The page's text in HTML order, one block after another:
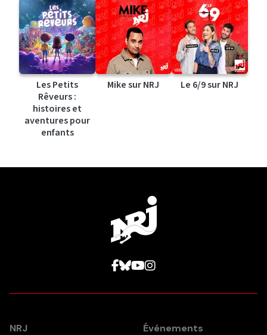
Les Petits
Rêveurs :
histoires et
aventures pour
enfants
Mike sur NRJ Le 6/9 sur NRJ
NRJ Événements